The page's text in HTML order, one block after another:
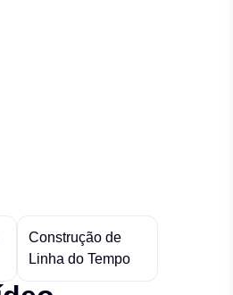
Construção de
Linha do Tempo